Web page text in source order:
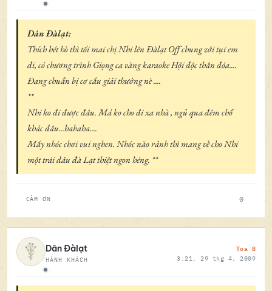
Ngoại tuyến
Dân Đàlạt:
Thích hét hò thì tối mai chị Nhi lên Đàlạt Off chung zới tụi em
đi, có chương trình Giọng ca vàng karaoke Hội độc thân đóa....
Đang chuẩn bị cơ cấu giải thưởng nè ....
**
Nhi ko đi được đâu. Má ko cho đi xa nhà , ngủ qua đêm chổ
khác đâu...hahaha....
Mấy nhóc chơi vui nghen. Nhóc nào rảnh thì mang về cho Nhi
một trái dâu đà Lạt thiệt ngon héng. **
CẢM ƠN 0
Ngoại tuyến
Dân Đàlạt
HÀNH KHÁCH
Toa 8
3:21, 29 thg 4, 2009